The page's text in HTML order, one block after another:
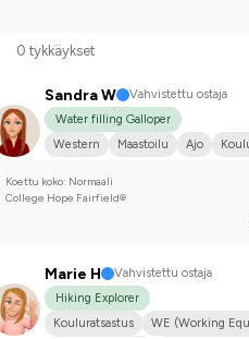
0 tykkäykset
Sandra W
Vahvistettu ostaja
Water filling Galloper
Western
Maastoilu Ajo
Koettu koko: Normaali
College Hope Fairfield®
Marie H
Vahvistettu ostaja
Hiking Explorer
Kouluratsastus
WE (Working